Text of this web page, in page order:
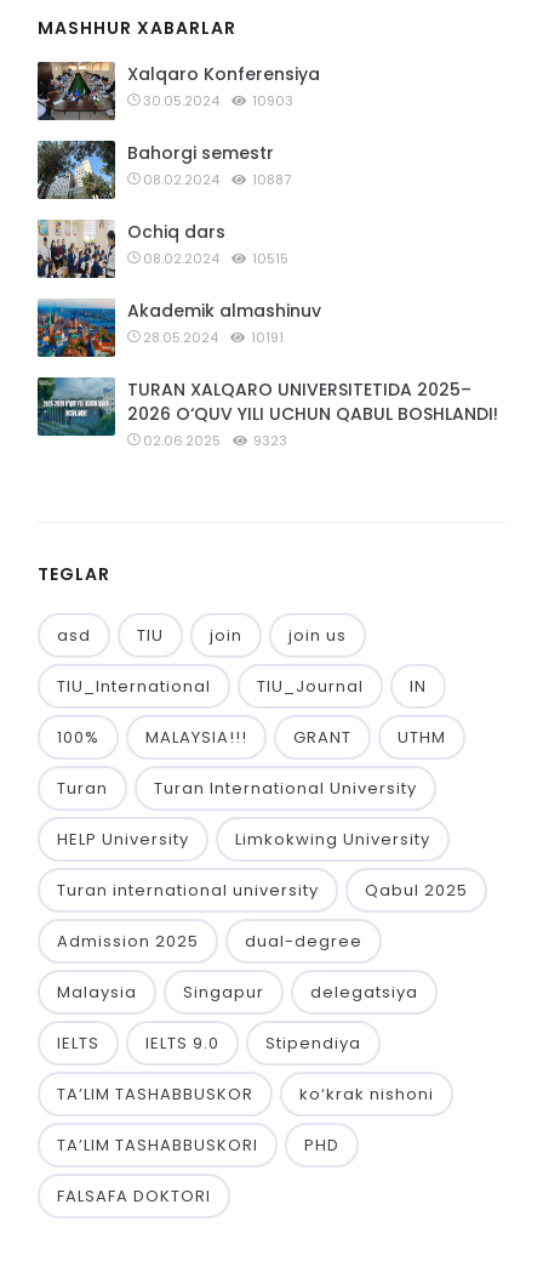
MASHHUR XABARLAR
Xalqaro Konferensiya
30.05.2024 10903
Bahorgi semestr
08.02.2024 10887
Ochiq dars
08.02.2024 10515
Akademik almashinuv
28.05.2024 10191
TURAN XALQARO UNIVERSITETIDA 2025–
2026 O‘QUV YILI UCHUN QABUL BOSHLANDI!
02.06.2025 9323
TEGLAR
asd TIU join join us
TIU_International TIU_Journal IN
100% MALAYSIA!!! GRANT UTHM
Turan Turan International University
HELP University Limkokwing University
Turan international university Qabul 2025
Admission 2025 dual-degree
Malaysia Singapur delegatsiya
IELTS IELTS 9.0 Stipendiya
TA’LIM TASHABBUSKOR ko‘krak nishoni
TA’LIM TASHABBUSKORI PHD
FALSAFA DOKTORI